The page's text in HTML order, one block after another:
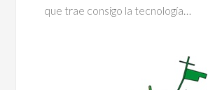
que trae consigo la tecnología…